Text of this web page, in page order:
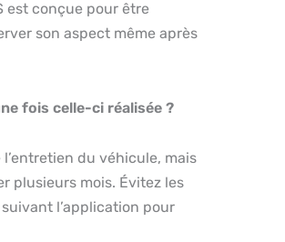
est conçue pour être
son aspect même après
fois celle-ci réalisée ?
du véhicule, mais
plusieurs mois. Évitez les
l’application pour